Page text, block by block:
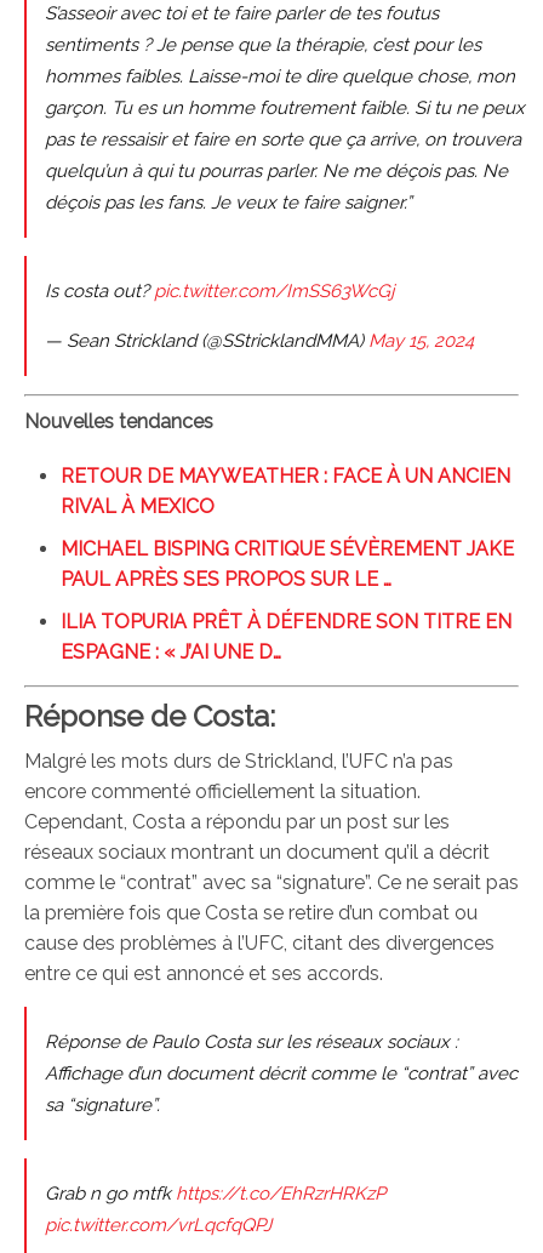
S’asseoir avec toi et te faire parler de tes foutus
sentiments ? Je pense que la thérapie, c’est pour les
hommes faibles. Laisse-moi te dire quelque chose, mon
garçon. Tu es un homme foutrement faible. Si tu ne peux
pas te ressaisir et faire en sorte que ça arrive, on trouvera
quelqu’un à qui tu pourras parler. Ne me déçois pas. Ne
déçois pas les fans. Je veux te faire saigner.”
Is costa out?pic.twitter.com/ImSS63WcGj
— Sean Strickland (@SStricklandMMA) May 15, 2024
Nouvelles tendances
RETOUR DE MAYWEATHER : FACE À UN ANCIEN
RIVAL À MEXICO
MICHAEL BISPING CRITIQUE SÉVÈREMENT JAKE
PAUL APRÈS SES PROPOS SUR LE …
ILIA TOPURIA PRÊT À DÉFENDRE SON TITRE EN
ESPAGNE : « J’AI UNE D…
Réponse de Costa:
Malgré les mots durs de Strickland, l’UFC n’a pas
encore commenté officiellement la situation.
Cependant, Costa a répondu par un post sur les
réseaux sociaux montrant un document qu’il a décrit
comme le “contrat” avec sa “signature”. Ce ne serait pas
la première fois que Costa se retire d’un combat ou
cause des problèmes à l’UFC, citant des divergences
entre ce qui est annoncé et ses accords.
Réponse de Paulo Costa sur les réseaux sociaux :
Affichage d’un document décrit comme le “contrat” avec
sa “signature”.
Grab n go mtfkhttps://t.co/EhRzrHRKzP
pic.twitter.com/vrLqcfqQPJ